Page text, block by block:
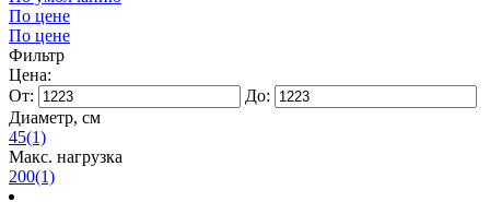
По цене
По цене
Фильтр
Цена:
От:
До:
Диаметр, см
45(1)
Макс. нагрузка
200(1)